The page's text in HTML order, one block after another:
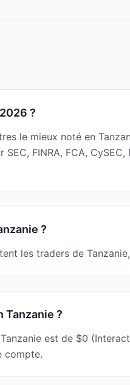
?
le mieux noté en
FINRA, FCA,
?
les traders de
Tanzanie ?
est de $0
compte.